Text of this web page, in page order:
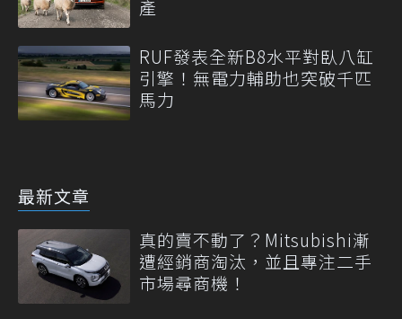
產
RUF發表全新B8水平對臥八缸
引擎！無電力輔助也突破千匹
馬力
最新文章
真的賣不動了？Mitsubishi漸
遭經銷商淘汰，並且專注二手
市場尋商機！